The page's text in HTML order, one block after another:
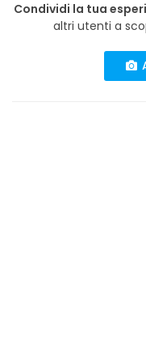
Condividi la tua
altri utenti a